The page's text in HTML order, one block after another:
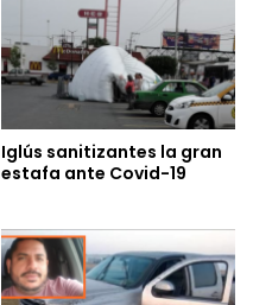
Iglús sanitizantes la gran
estafa ante Covid-19